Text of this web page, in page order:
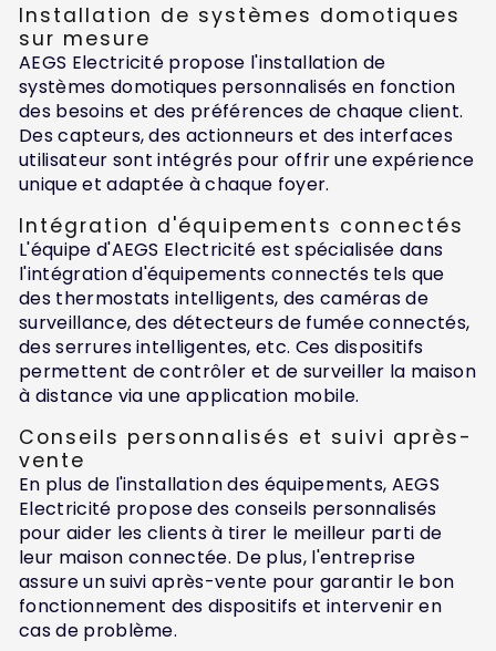
Installation de systèmes domotiques
sur mesure
AEGS Electricité propose l'installation de
systèmes domotiques personnalisés en fonction
des besoins et des préférences de chaque client.
Des capteurs, des actionneurs et des interfaces
utilisateur sont intégrés pour offrir une expérience
unique et adaptée à chaque foyer.
Intégration d'équipements connectés
L'équipe d'AEGS Electricité est spécialisée dans
l'intégration d'équipements connectés tels que
des thermostats intelligents, des caméras de
surveillance, des détecteurs de fumée connectés,
des serrures intelligentes, etc. Ces dispositifs
permettent de contrôler et de surveiller la maison
à distance via une application mobile.
Conseils personnalisés et suivi après-
vente
En plus de l'installation des équipements, AEGS
Electricité propose des conseils personnalisés
pour aider les clients à tirer le meilleur parti de
leur maison connectée. De plus, l'entreprise
assure un suivi après-vente pour garantir le bon
fonctionnement des dispositifs et intervenir en
cas de problème.